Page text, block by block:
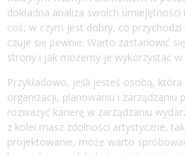
dokładna analiza swoich
coś, w czym jest dobry, co
czuje się pewnie. Warto zastanowić
strony i jak możemy je wykorzystać w
Przykładowo, jeśli jesteś osobą,
organizacji, planowaniu i zarządzaniu
rozważyć karierę w zarządzaniu
z kolei masz zdolności artystyczne,
projektowanie, może warto